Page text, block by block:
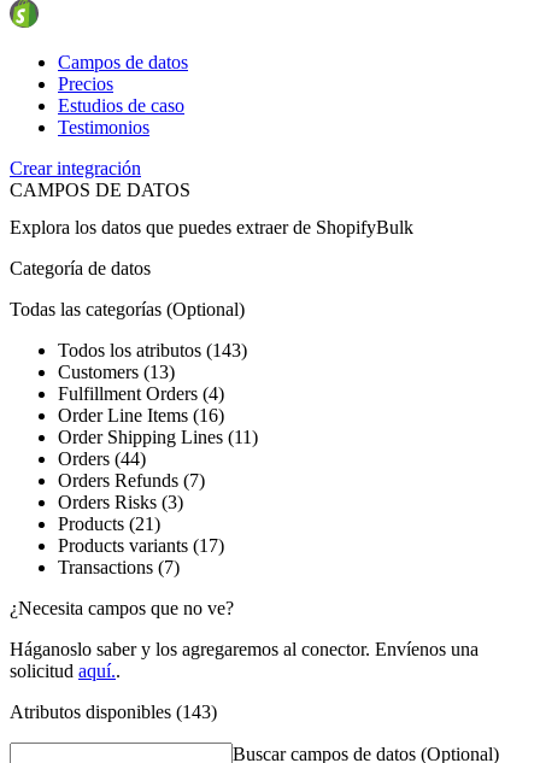
Campos de datos
Precios
Estudios de caso
Testimonios
Crear integración
CAMPOS DE DATOS
Explora los datos que puedes extraer de ShopifyBulk
Categoría de datos
Todas las categorías (Optional)
Todos los atributos (143)
Customers (13)
Fulfillment Orders (4)
Order Line Items (16)
Order Shipping Lines (11)
Orders (44)
Orders Refunds (7)
Orders Risks (3)
Products (21)
Products variants (17)
Transactions (7)
¿Necesita campos que no ve?
Háganoslo saber y los agregaremos al conector. Envíenos una
solicitud aquí..
Atributos disponibles (143)
Buscar campos de datos (Optional)